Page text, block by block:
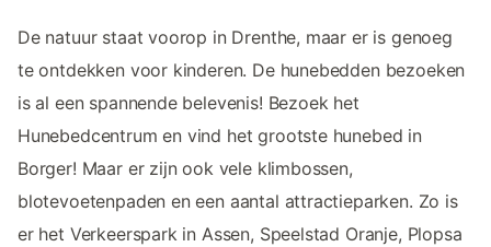
De natuur staat voorop in Drenthe, maar er is genoeg
te ontdekken voor kinderen. De hunebedden bezoeken
is al een spannende belevenis! Bezoek het
Hunebedcentrum en vind het grootste hunebed in
Borger! Maar er zijn ook vele klimbossen,
blotevoetenpaden en een aantal attractieparken. Zo is
er het Verkeerspark in Assen, Speelstad Oranje, Plopsa